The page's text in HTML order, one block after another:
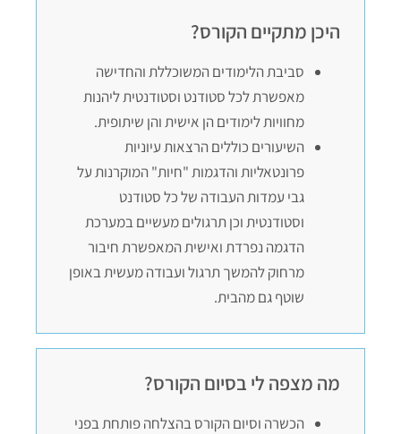
היכן מתקיים הקורס?
סביבת הלימודים המשוכללת והחדישה
מאפשרת לכל סטודנט וסטודנטית ליהנות
מחוויות לימודים הן אישית והן שיתופית.
השיעורים כוללים הרצאות עיוניות
פרונטאליות והדגמות "חיות" המוקרנות על
גבי עמדות העבודה של כל סטודנט
וסטודנטית וכן תרגולים מעשיים במערכת
הדגמה נפרדת ואישית המאפשרת חיבור
מרחוק להמשך תרגול ועבודה מעשית באופן
שוטף גם מהבית.
מה מצפה לי בסיום הקורס?
הכשרה וסיום הקורס בהצלחה פותחת בפני